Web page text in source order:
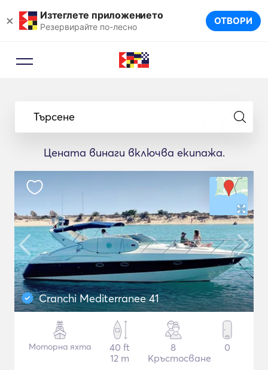
× Изтеглете приложението
Резервирайте по-лесно ОТВОРИ
Търсене
Цената винаги включва екипажа.
Cranchi Mediterranee 41
Моторна яхта
40 ft
12 m
8
Кръстосване
0